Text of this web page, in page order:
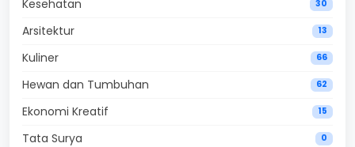
Kesehatan 30
Arsitektur 13
Kuliner 66
Hewan dan Tumbuhan 62
Ekonomi Kreatif 15
Tata Surya 0